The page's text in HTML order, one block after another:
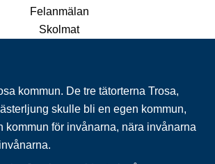
Felanmälan
Skolmat
kommun. De tre tätorterna Trosa,
skulle bli en egen kommun,
kommun för invånarna, nära invånarna